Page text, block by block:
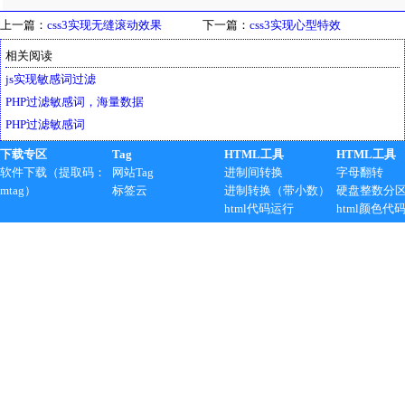
上一篇： css3实现无缝滚动效果 下一篇： css3实现心型特效
相关阅读
js实现敏感词过滤
PHP过滤敏感词，海量数据
PHP过滤敏感词
下载专区
软件下载（提取码：
mtag）
Tag
网站Tag
标签云
HTML工具
进制间转换
进制转换（带小数）
html代码运行
HTML工具
字母翻转
硬盘整数分
html颜色代码